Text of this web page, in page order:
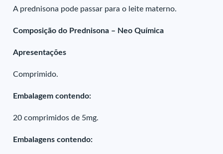
A prednisona pode passar para o leite materno.
Composição do Prednisona – Neo Química
Apresentações
Comprimido.
Embalagem contendo:
20 comprimidos de 5mg.
Embalagens contendo: